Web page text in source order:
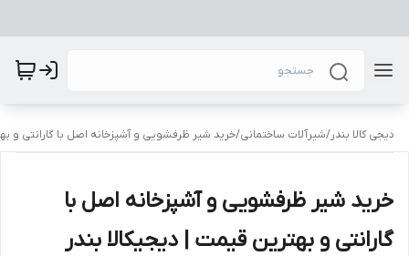
دیجی کالا بندر/شیرآلات ساختمانی/خرید شیر ظرفشویی و آشپزخانه اصل با گارانتی و
خرید شیر ظرفشویی و آشپزخانه اصل با
گارانتی و بهترین قیمت | دیجیکالا بندر